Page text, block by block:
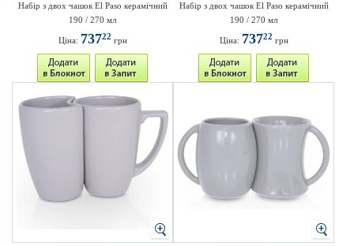
Набір з двох чашок El Paso керамічний
190 / 270 мл
Ціна: 73722 грн
Набір з двох чашок El Paso керамічний
190 / 270 мл
Ціна: 73722 грн